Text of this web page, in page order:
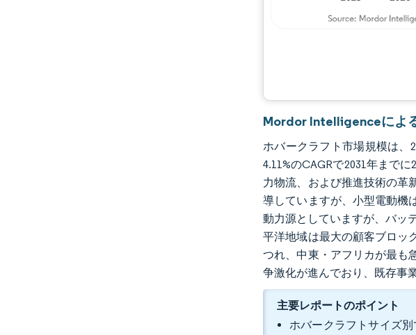
Mordor Intelligenceによ
ホバークラフト市場規模は、
4.11%のCAGRで2031年まで
力物流、および推進技術の革
導していますが、小型電動機
動力源としていますが、バッ
平洋地域は最大の顧客ブロッ
つれ、中東・アフリカが最も
争激化が進んでおり、既存事
主要レポートのポイント
ホバークラフトサイズ別